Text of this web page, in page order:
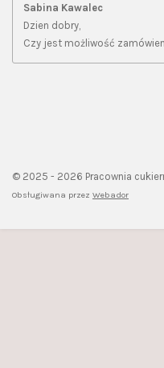
Sabina Kawalec
Dzien dobry,
Czy jest możliwość
© 2025 - 2026 Pracownia
Obsługiwana przez Webador